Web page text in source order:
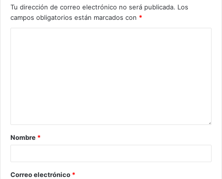
Tu dirección de correo electrónico no será publicada. Los
campos obligatorios están marcados con *
Nombre *
Correo electrónico *